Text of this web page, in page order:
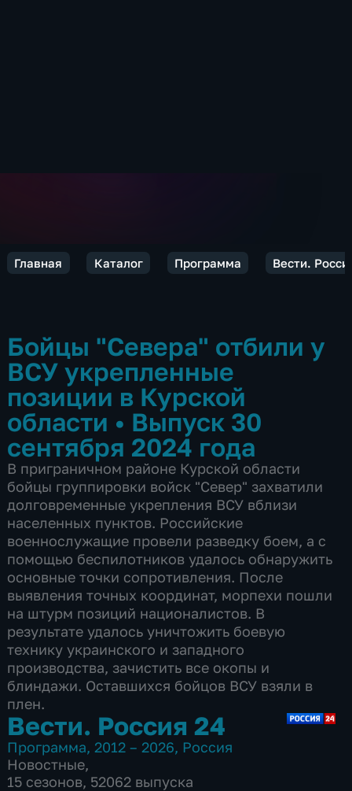
Главная Каталог Программа Вести.
Бойцы "Севера" отбили у
ВСУ укрепленные
позиции в Курской
области • Выпуск 30
сентября 2024 года
В приграничном районе Курской области
бойцы группировки войск "Север" захватили
долговременные укрепления ВСУ вблизи
населенных пунктов. Российские
военнослужащие провели разведку боем, а с
помощью беспилотников удалось обнаружить
основные точки сопротивления. После
выявления точных координат, морпехи пошли
на штурм позиций националистов. В
результате удалось уничтожить боевую
технику украинского и западного
производства, зачистить все окопы и
блиндажи. Оставшихся бойцов ВСУ взяли в
плен.
Вести. Россия 24
Программа, 2012 – 2026, Россия
Новостные,
15 сезонов, 52062 выпуска